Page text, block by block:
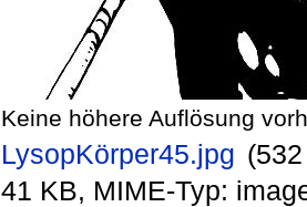
Keine höhere Auflösung
LysopKörper45.jpg
41 KB, MIME-Typ: